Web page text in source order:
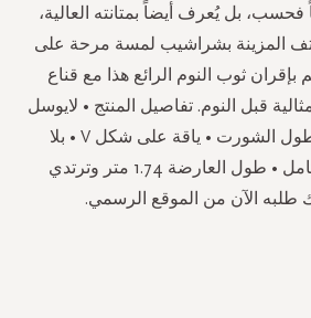
بل يُعرف أيضاً بمتانته العالية،
المزينة بشراشيب لمسة مرحة على
ثوب النوم الرائع هذا مع قناع
قبل النوم. تفاصيل المنتج • لايوسل
• قصة فضفاضة • طول الشورت • ياقة على شكل V • بلا
أكمام • مطبوع بالكامل • طول العارضة 1.74 متر وترتدي